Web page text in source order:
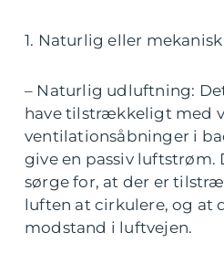
1. Naturlig eller
– Naturlig udluftning:
have tilstrækkeligt med
ventilationsåbninger i
give en passiv
sørge for, at der er
luften at cirkulere, og at
modstand i luftvejen.